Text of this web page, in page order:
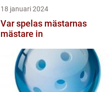
18 januari 2024
Var spelas mästarnas
mästare in